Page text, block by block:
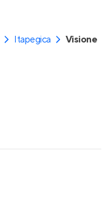
Itapegica Visione